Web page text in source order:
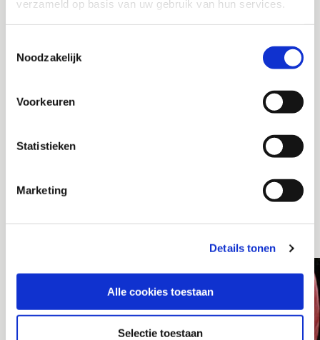
verzameld op basis van uw gebruik van hun services.
Noodzakelijk
Voorkeuren
Statistieken
Marketing
Details tonen
Alle cookies toestaan
Selectie toestaan